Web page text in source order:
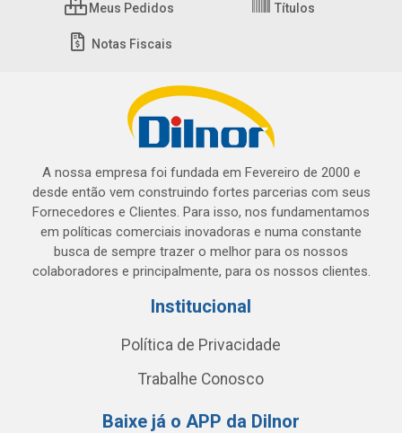
Meus Pedidos Títulos
Notas Fiscais
A nossa empresa foi fundada em Fevereiro de 2000 e
desde então vem construindo fortes parcerias com seus
Fornecedores e Clientes. Para isso, nos fundamentamos
em políticas comerciais inovadoras e numa constante
busca de sempre trazer o melhor para os nossos
colaboradores e principalmente, para os nossos clientes.
Institucional
Política de Privacidade
Trabalhe Conosco
Baixe já o APP da Dilnor